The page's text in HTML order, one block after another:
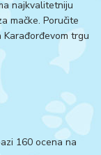
najkvalitetniju
mačke. Poručite
trgu
160 ocena na